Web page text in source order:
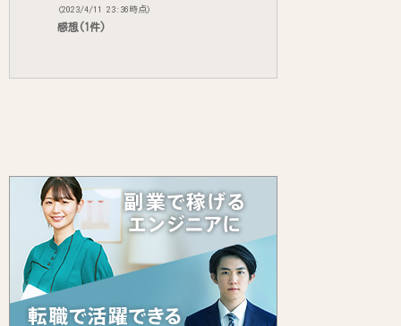
(2023/4/11 23:36時点)
感想(1件)